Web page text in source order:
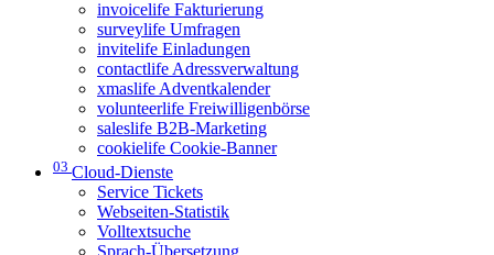
invoicelife Fakturierung
surveylife Umfragen
invitelife Einladungen
contactlife Adressverwaltung
xmaslife Adventkalender
volunteerlife Freiwilligenbörse
saleslife B2B-Marketing
cookielife Cookie-Banner
03 Cloud-Dienste
Service Tickets
Webseiten-Statistik
Volltextsuche